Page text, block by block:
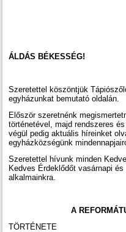
ÁLDÁS BÉKESSÉG!
Szeretettel köszöntjük
egyházunkat bemutató oldalán.
Először szeretnénk
történetével, majd rendszeres
végül pedig aktuális híreinket
egyházközségünk
Szeretettel hívunk minden
Kedves Érdeklődőt vasárnapi
alkalmainkra.
A
TÖRTÉNETE